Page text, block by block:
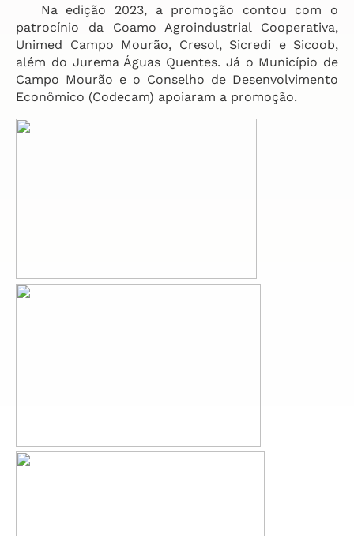
Na edição 2023, a promoção contou com o
patrocínio da Coamo Agroindustrial Cooperativa,
Unimed Campo Mourão, Cresol, Sicredi e Sicoob,
além do Jurema Águas Quentes. Já o Município de
Campo Mourão e o Conselho de Desenvolvimento
Econômico (Codecam) apoiaram a promoção.